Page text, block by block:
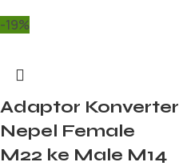
-19%
Adaptor Konverter
Nepel Female
M22 ke Male M14